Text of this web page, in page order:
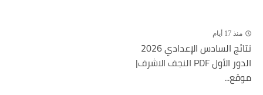
منذ 17 أيام
نتائج السادس الإعدادي 2026
الدور الأول PDF النجف الاشرف|
موقع...